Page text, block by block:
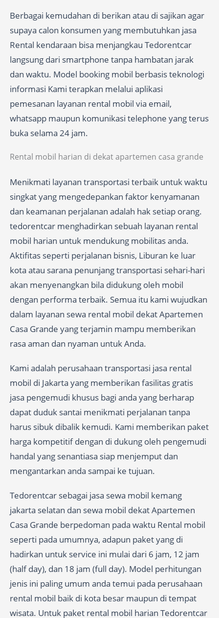
Berbagai kemudahan di berikan atau di sajikan agar
supaya calon konsumen yang membutuhkan jasa
Rental kendaraan bisa menjangkau Tedorentcar
langsung dari smartphone tanpa hambatan jarak
dan waktu. Model booking mobil berbasis teknologi
informasi Kami terapkan melalui aplikasi
pemesanan layanan rental mobil via email,
whatsapp maupun komunikasi telephone yang terus
buka selama 24 jam.
Rental mobil harian di dekat apartemen casa grande
Menikmati layanan transportasi terbaik untuk waktu
singkat yang mengedepankan faktor kenyamanan
dan keamanan perjalanan adalah hak setiap orang.
tedorentcar menghadirkan sebuah layanan rental
mobil harian untuk mendukung mobilitas anda.
Aktifitas seperti perjalanan bisnis, Liburan ke luar
kota atau sarana penunjang transportasi sehari-hari
akan menyenangkan bila didukung oleh mobil
dengan performa terbaik. Semua itu kami wujudkan
dalam layanan sewa rental mobil dekat Apartemen
Casa Grande yang terjamin mampu memberikan
rasa aman dan nyaman untuk Anda.
Kami adalah perusahaan transportasi jasa rental
mobil di Jakarta yang memberikan fasilitas gratis
jasa pengemudi khusus bagi anda yang berharap
dapat duduk santai menikmati perjalanan tanpa
harus sibuk dibalik kemudi. Kami memberikan paket
harga kompetitif dengan di dukung oleh pengemudi
handal yang senantiasa siap menjemput dan
mengantarkan anda sampai ke tujuan.
Tedorentcar sebagai jasa sewa mobil kemang
jakarta selatan dan sewa mobil dekat Apartemen
Casa Grande berpedoman pada waktu Rental mobil
seperti pada umumnya, adapun paket yang di
hadirkan untuk service ini mulai dari 6 jam, 12 jam
(half day), dan 18 jam (full day). Model perhitungan
jenis ini paling umum anda temui pada perusahaan
rental mobil baik di kota besar maupun di tempat
wisata. Untuk paket rental mobil harian Tedorentcar